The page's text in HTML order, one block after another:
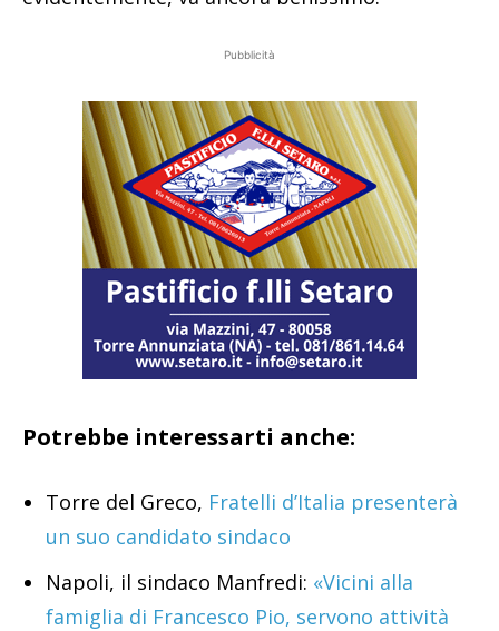
Pubblicità
Potrebbe interessarti anche:
Torre del Greco, Fratelli d’Italia presenterà
un suo candidato sindaco
Napoli, il sindaco Manfredi: «Vicini alla
famiglia di Francesco Pio, servono attività